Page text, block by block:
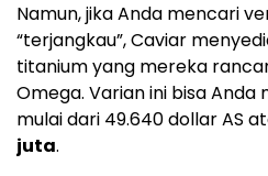
Namun, jika Anda mencari
“terjangkau”, Caviar
titanium yang mereka
Omega. Varian ini bisa Anda
mulai dari 49.640 dollar AS
juta.